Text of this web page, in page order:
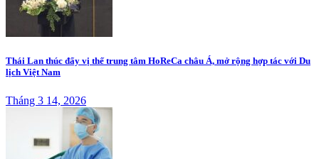
Thái Lan thúc đẩy vị thế trung tâm HoReCa châu Á, mở rộng hợp tác với Du
lịch Việt Nam
Tháng 3 14, 2026